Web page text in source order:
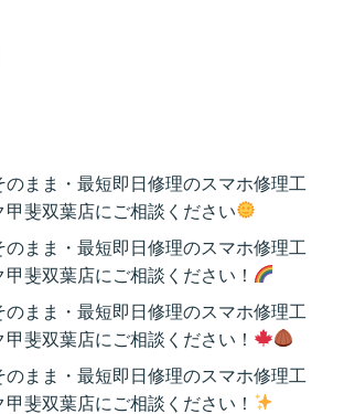
のまま・最短即日修理のスマホ修理工
甲斐双葉店にご相談ください
のまま・最短即日修理のスマホ修理工
斐双葉店にご相談ください！
のまま・最短即日修理のスマホ修理工
斐双葉店にご相談ください！
のまま・最短即日修理のスマホ修理工
斐双葉店にご相談ください！